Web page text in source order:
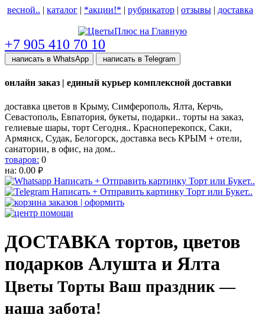
весной.. | каталог | *акции!* | рубрикатор | отзывы | доставка
+7 905 410 70 10
написать в WhatsApp написать в Telegram
онлайн заказ | единый курьер комплексной доставки
доставка цветов в Крыму, Симферополь, Ялта, Керчь,
Севастополь, Евпатория, букеты, подарки.. торты на заказ,
гелиевые шары, торт Сегодня.. Красноперекопск, Саки,
Армянск, Судак, Белогорск, доставка весь КРЫМ + отели,
санатории, в офис, на дом..
товаров: 0
на: 0.00 руб.
ДОСТАВКА тортов, цветов
подарков Алушта и Ялта
Цветы Торты Ваш праздник —
наша забота!